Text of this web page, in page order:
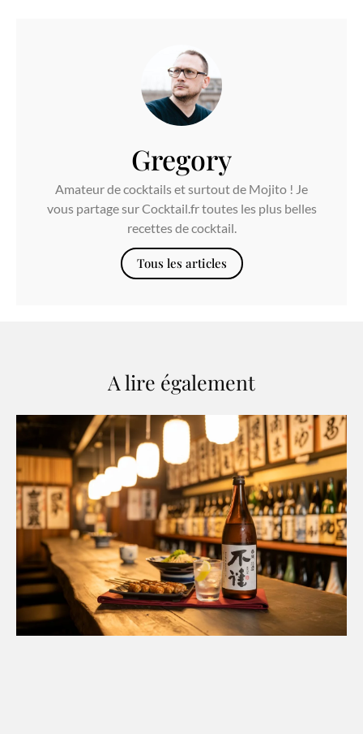
Gregory
Amateur de cocktails et surtout de Mojito ! Je
vous partage sur Cocktail.fr toutes les plus belles
recettes de cocktail.
Tous les articles
A lire également